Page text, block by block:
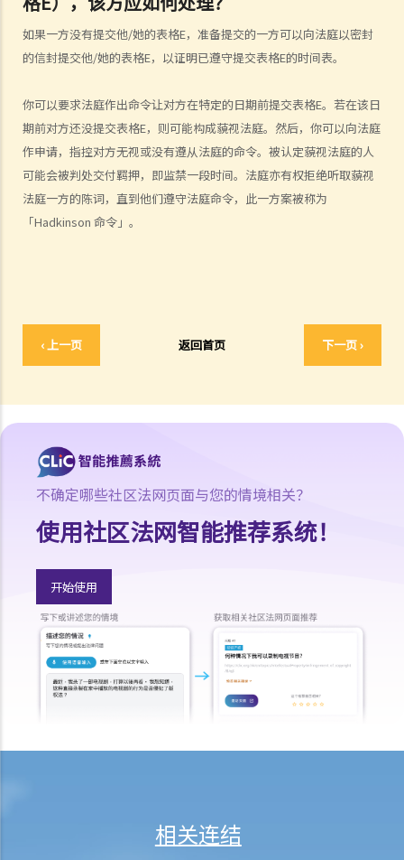
如果一方没有提交他/她的表格E，准备提交的一方可以向法庭以密封
的信封提交他/她的表格E，以证明已遵守提交表格E的时间表。
你可以要求法庭作出命令让对方在特定的日期前提交表格E。若在该日
期前对方还没提交表格E，则可能构成藐视法庭。然后，你可以向法庭
作申请，指控对方无视或没有遵从法庭的命令。被认定藐视法庭的人
可能会被判处交付羁押，即监禁一段时间。法庭亦有权拒绝听取藐视
法庭一方的陈词，直到他们遵守法庭命令，此一方案被称为
「Hadkinson 命令」。
‹ 上一页 返回首页 下一页 ›
C. 办理婚姻登记及举行婚礼
A. 在香港结婚的条件
B. 结婚登记程序
D. 《婚姻条例》下的罪行
E. 婚姻协议书
A. 婚姻协议书的法律地位
B. 婚前协议书及公共政策
C. 分居协议
A. 香港居民与海外人士结婚（中国内地人士除外）
B. 香港永久居民与内地人士结婚
G. 已婚人士享有的福利与权益
A. 已婚人士免税额
B. 供养父母及供养祖父母或外祖父母免税额
H. 重婚
1. 如果我在国外和同性结婚，然后又在香港嫁给别人，算不算重婚？
支付方后来发现接受方在结婚时已在内地和其他人合法结婚，支付方是
否可以(a)根据新证据撤销判决，(b)请求法庭宣告婚姻因重婚而无效，以
及(c)请求取消对方获得附属济助的权利？
I. 同居
A. 香港不接纳「事实婚姻」
2. 我的伴侣是香港居民，而我不是香港居民。我们一起生活了一年，但
不确定哪些社区法网页面与您的情境相关？
使用社区法网智能推荐系统！
开始使用
相关连结